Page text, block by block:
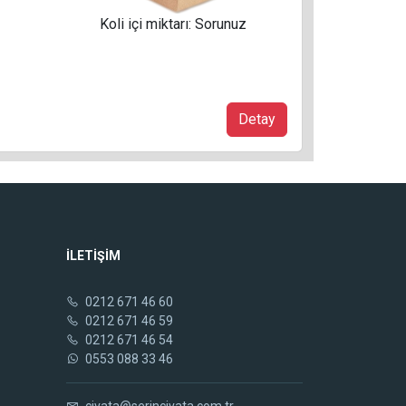
Detay
Koli içi miktarı: Sorunuz
İLETİŞİM
0212 671 46 60
0212 671 46 59
0212 671 46 54
0553 088 33 46